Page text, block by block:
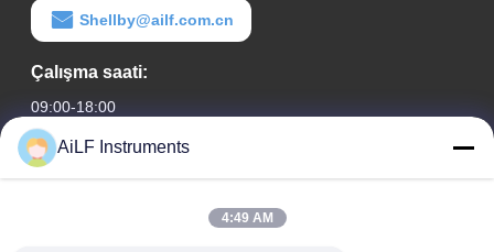
Shellby@ailf.com.cn
Çalışma saati:
09:00-18:00
Adresimiz
Liaoning Oteli Ofis Binası, Oda 603, Xicheng Bölgesi, Pekin,
AiLF Instruments
4:49 AM